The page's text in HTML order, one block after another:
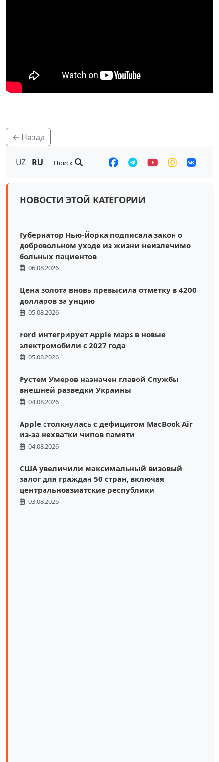
← Назад
UZ RU Поиск
НОВОСТИ ЭТОЙ КАТЕГОРИИ
Губернатор Нью-Йорка подписала закон о
добровольном уходе из жизни неизлечимо
больных пациентов
06.08.2026
Цена золота вновь превысила отметку в 4200
долларов за унцию
05.08.2026
Ford интегрирует Apple Maps в новые
электромобили с 2027 года
05.08.2026
Рустем Умеров назначен главой Службы
внешней разведки Украины
04.08.2026
Apple столкнулась с дефицитом MacBook Air
из-за нехватки чипов памяти
04.08.2026
США увеличили максимальный визовый
залог для граждан 50 стран, включая
центральноазиатские республики
03.08.2026